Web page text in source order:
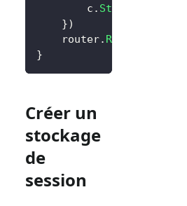
		c
. String
})
	router
. Run
}
Créer un
stockage
de
session